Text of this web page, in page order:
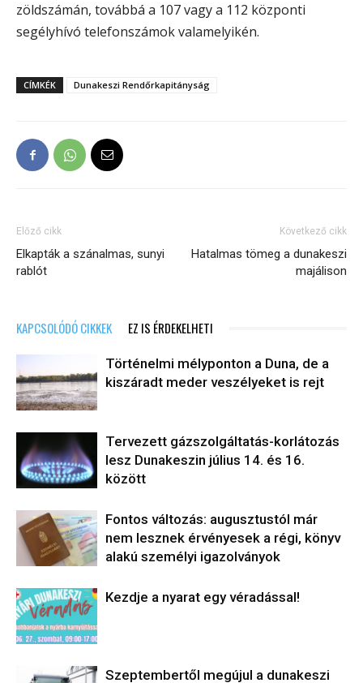
zöldszámán, továbbá a 107 vagy a 112 központi
segélyhívó telefonszámok valamelyikén.
CÍMKÉK Dunakeszi Rendőrkapitányság
Előző cikk
Elkapták a szánalmas, sunyi
rablót
Következő cikk
Hatalmas tömeg a dunakeszi
majálison
KAPCSOLÓDÓ CIKKEK EZ IS ÉRDEKELHETI
Történelmi mélyponton a Duna, de a
kiszáradt meder veszélyeket is rejt
Tervezett gázszolgáltatás-korlátozás
lesz Dunakeszin július 14. és 16.
között
Fontos változás: augusztustól már
nem lesznek érvényesek a régi, könyv
alakú személyi igazolványok
Kezdje a nyarat egy véradással!
Szeptembertől megújul a dunakeszi